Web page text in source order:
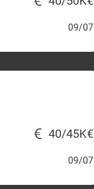
09/07
40/45K€
09/07